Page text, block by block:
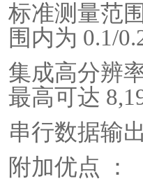
标准测量范
围内为 0.1/
集成高分辨
最高可达
串行数据输
附加优点 ：